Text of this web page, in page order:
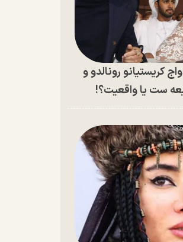
کریستیانو رونالدو و
ست یا واقعیت؟!